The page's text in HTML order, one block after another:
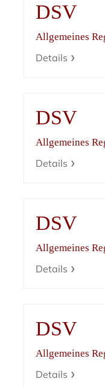
DSV
Allgemeines
Details
DSV
Allgemeines
Details
DSV
Allgemeines
Details
DSV
Allgemeines
Details